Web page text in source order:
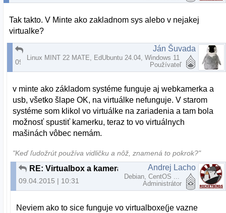
Tak takto. V Minte ako zakladnom sys alebo v nejakej
virtualke?
09.04.2015 | 10:26
Ján Šuvada
Linux MINT 22 MATE, EdUbuntu 24.04, Windows 11
Používateľ
v minte ako základom systéme funguje aj webkamerka a
usb, všetko šlape OK, na virtuálke nefunguje. V starom
systéme som klikol vo virtuálke na zariadenia a tam bola
možnosť spustiť kamerku, teraz to vo virtuálnych
mašinách vôbec nemám.
"Keď ľudožrút používa vidličku a nôž, znamená to pokrok?"
09.04.2015 | 10:31
Andrej Lacho
Debian, CentOS ...
Administrátor
Neviem ako to sice funguje vo virtualboxe(je vazne